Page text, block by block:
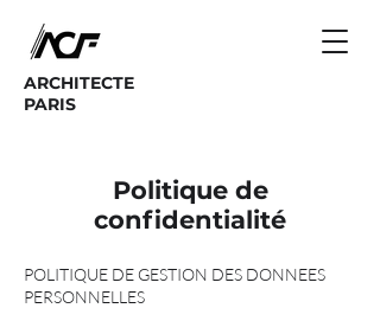
ARCHITECTE
PARIS
Politique de
confidentialité
POLITIQUE DE GESTION DES DONNEES
PERSONNELLES